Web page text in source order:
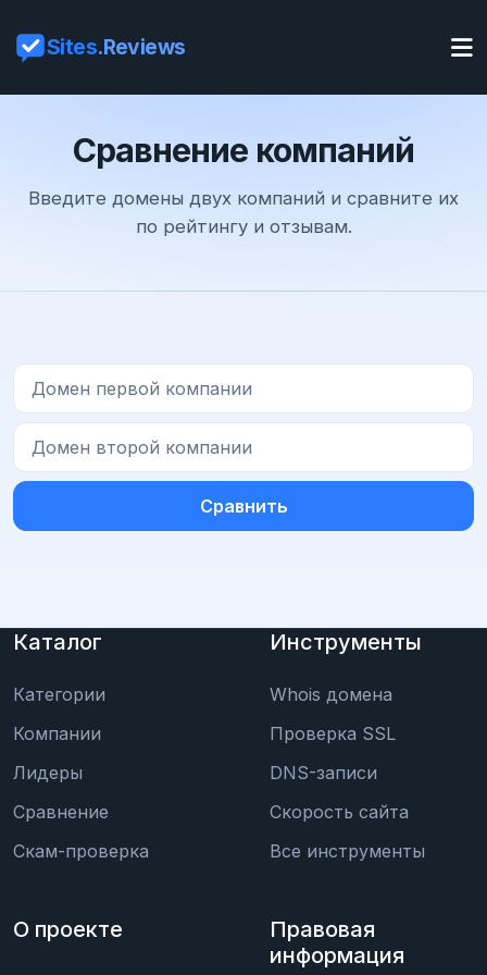
Sites.Reviews
Сравнение компаний
Введите домены двух компаний и сравните их
по рейтингу и отзывам.
Сравнить
Каталог
Категории
Компании
Лидеры
Сравнение
Скам-проверка
Инструменты
Whois домена
Проверка SSL
DNS-записи
Скорость сайта
Все инструменты
О проекте
Правовая
информация